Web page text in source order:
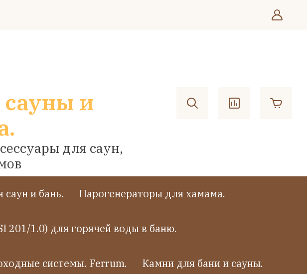
сауны и
для саун,
саун и бань. Парогенераторы для хамама.
201/1.0) для горячей воды в баню.
системы. Ferrum. Камни для бани и сауны.